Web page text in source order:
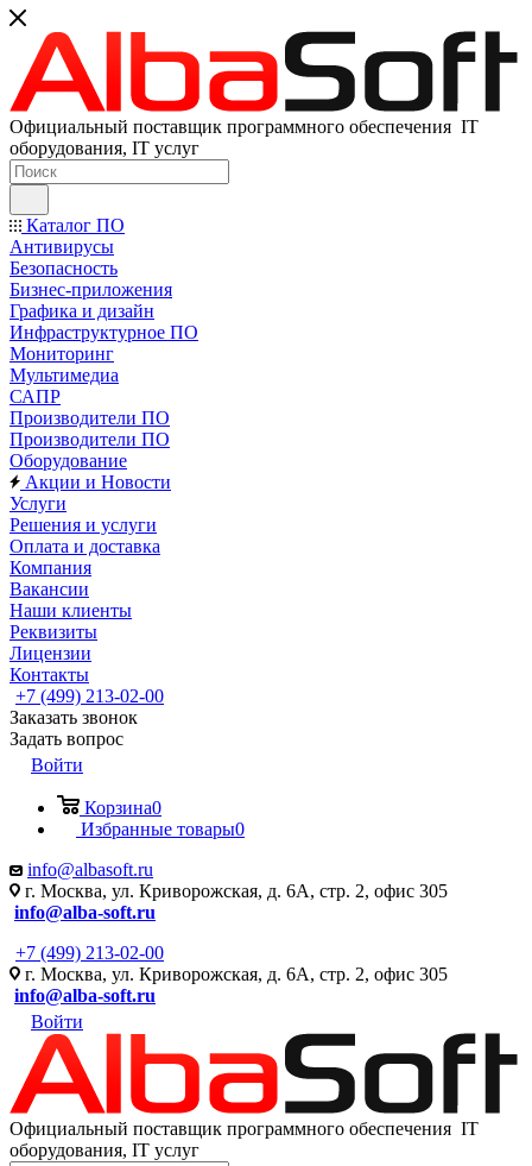
Официальный поставщик программного обеспечения IT
оборудования, IT услуг
Каталог ПО
Антивирусы
Безопасность
Бизнес-приложения
Графика и дизайн
Инфраструктурное ПО
Мониторинг
Мультимедиа
САПР
Производители ПО
Производители ПО
Оборудование
Акции и Новости
Услуги
Решения и услуги
Оплата и доставка
Компания
Вакансии
Наши клиенты
Реквизиты
Лицензии
Контакты
+7 (499) 213-02-00
Заказать звонок
Задать вопрос
Войти
Корзина0
Избранные товары0
info@albasoft.ru
г. Москва, ул. Криворожская, д. 6А, стр. 2, офис 305
info@alba-soft.ru
+7 (499) 213-02-00
г. Москва, ул. Криворожская, д. 6А, стр. 2, офис 305
info@alba-soft.ru
Войти
Официальный поставщик программного обеспечения IT
оборудования, IT услуг